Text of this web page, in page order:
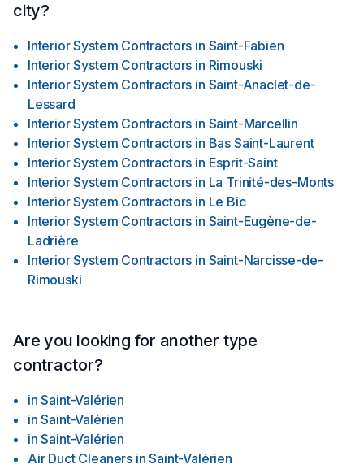
city?
Interior System Contractors in Saint-Fabien
Interior System Contractors in Rimouski
Interior System Contractors in Saint-Anaclet-de-
Lessard
Interior System Contractors in Saint-Marcellin
Interior System Contractors in Bas Saint-Laurent
Interior System Contractors in Esprit-Saint
Interior System Contractors in La Trinité-des-Monts
Interior System Contractors in Le Bic
Interior System Contractors in Saint-Eugène-de-
Ladrière
Interior System Contractors in Saint-Narcisse-de-
Rimouski
Are you looking for another type
contractor?
in Saint-Valérien
in Saint-Valérien
in Saint-Valérien
Air Duct Cleaners in Saint-Valérien